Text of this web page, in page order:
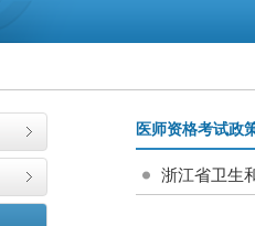
医师资格考试政
浙江省卫生